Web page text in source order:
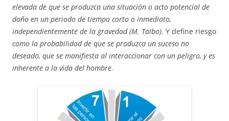
elevada de que se produzca una situación o acto potencial de
daño en un periodo de tiempo corto o inmediato,
independientemente de la gravedad (M. Taibo). Y define riesgo
como la probabilidad de que se produzca un suceso no
deseado, que se manifiesta al interaccionar con un peligro, y es
inherente a la vida del hombre.